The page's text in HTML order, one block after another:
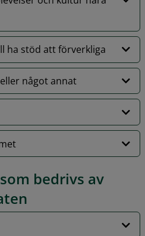
ha stöd att förverkliga
något annat
bedrivs av